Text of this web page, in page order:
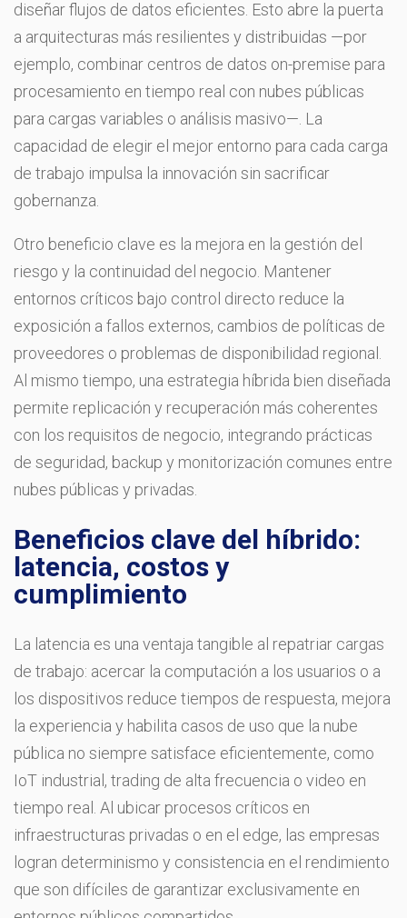
diseñar flujos de datos eficientes. Esto abre la puerta
a arquitecturas más resilientes y distribuidas —por
ejemplo, combinar centros de datos on-premise para
procesamiento en tiempo real con nubes públicas
para cargas variables o análisis masivo—. La
capacidad de elegir el mejor entorno para cada carga
de trabajo impulsa la innovación sin sacrificar
gobernanza.
Otro beneficio clave es la mejora en la gestión del
riesgo y la continuidad del negocio. Mantener
entornos críticos bajo control directo reduce la
exposición a fallos externos, cambios de políticas de
proveedores o problemas de disponibilidad regional.
Al mismo tiempo, una estrategia híbrida bien diseñada
permite replicación y recuperación más coherentes
con los requisitos de negocio, integrando prácticas
de seguridad, backup y monitorización comunes entre
nubes públicas y privadas.
Beneficios clave del híbrido:
latencia, costos y
cumplimiento
La latencia es una ventaja tangible al repatriar cargas
de trabajo: acercar la computación a los usuarios o a
los dispositivos reduce tiempos de respuesta, mejora
la experiencia y habilita casos de uso que la nube
pública no siempre satisface eficientemente, como
IoT industrial, trading de alta frecuencia o video en
tiempo real. Al ubicar procesos críticos en
infraestructuras privadas o en el edge, las empresas
logran determinismo y consistencia en el rendimiento
que son difíciles de garantizar exclusivamente en